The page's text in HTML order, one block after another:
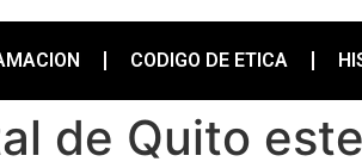
CODIGO DE ETICA
de Quito